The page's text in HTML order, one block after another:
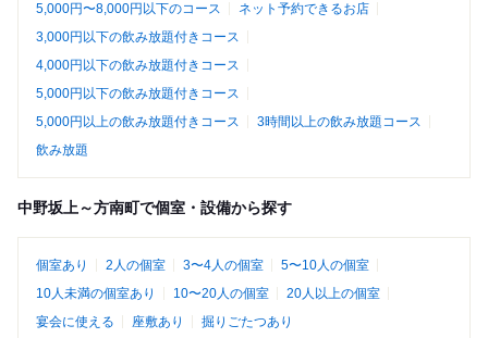
5,000円〜8,000円以下のコース
ネット予約できるお店
3,000円以下の飲み放題付きコース
4,000円以下の飲み放題付きコース
5,000円以下の飲み放題付きコース
5,000円以上の飲み放題付きコース
3時間以上の飲み放題コース
飲み放題
中野坂上～方南町で個室・設備から探す
個室あり 2人の個室 3〜4人の個室
5〜10人の個室
10人未満の個室あり
10〜20人の個室
20人以上の個室
宴会に使える
座敷あり 掘りごたつあり